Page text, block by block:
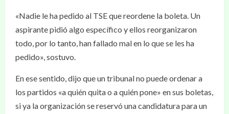
«Nadie le ha pedido al TSE que reordene la boleta. Un
aspirante pidió algo específico y ellos reorganizaron
todo, por lo tanto, han fallado mal en lo que se les ha
pedido», sostuvo.
En ese sentido, dijo que un tribunal no puede ordenar a
los partidos «a quién quita o a quién pone» en sus boletas,
si ya la organización se reservó una candidatura para un